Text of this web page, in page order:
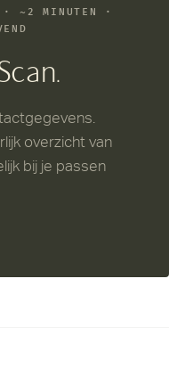
· ~2 MINUTEN ·
overzicht van
bij je passen